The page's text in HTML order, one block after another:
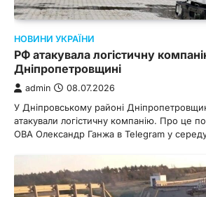
НОВИНИ УКРАЇНИ
РФ атакувала логістичну
Дніпропетровщині
admin 08.07.2026
У Дніпровському районі
атакували логістичну компанію. Про це
ОВА Олександр Ганжа в Telegram у